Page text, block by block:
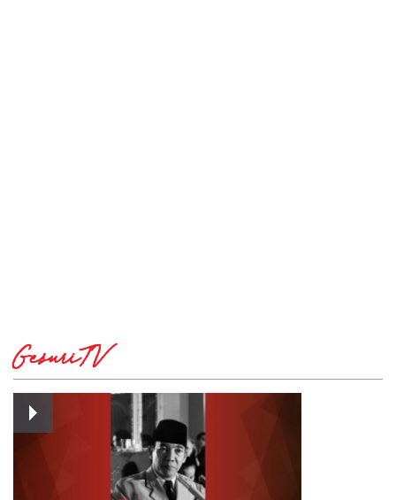
GesuriTV